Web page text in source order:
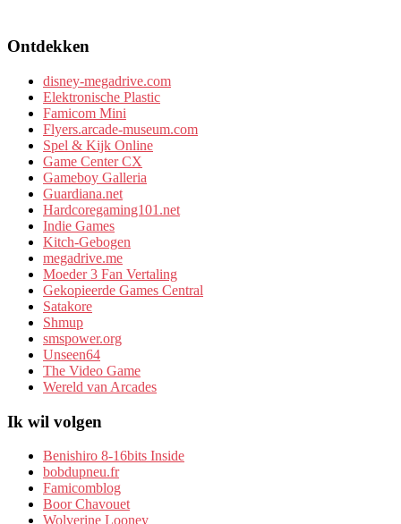
Ontdekken
disney-megadrive.com
Elektronische Plastic
Famicom Mini
Flyers.arcade-museum.com
Spel & Kijk Online
Game Center CX
Gameboy Galleria
Guardiana.net
Hardcoregaming101.net
Indie Games
Kitch-Gebogen
megadrive.me
Moeder 3 Fan Vertaling
Gekopieerde Games Central
Satakore
Shmup
smspower.org
Unseen64
The Video Game
Wereld van Arcades
Ik wil volgen
Benishiro 8-16bits Inside
bobdupneu.fr
Famicomblog
Boor Chavouet
Wolverine Looney